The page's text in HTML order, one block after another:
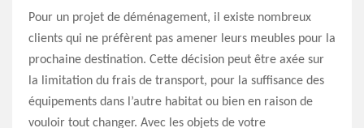
Pour un projet de déménagement, il existe nombreux
clients qui ne préfèrent pas amener leurs meubles pour la
prochaine destination. Cette décision peut être axée sur
la limitation du frais de transport, pour la suffisance des
équipements dans l’autre habitat ou bien en raison de
vouloir tout changer. Avec les objets de votre